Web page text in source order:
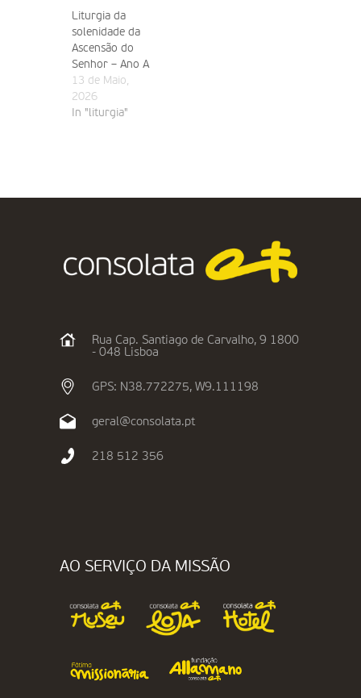
Liturgia da
solenidade da
Ascensão do
Senhor – Ano A
13 de Maio,
2026
In "liturgia"
Rua Cap. Santiago de Carvalho, 9 1800
- 048 Lisboa
GPS: N38.772275, W9.111198
geral@consolata.pt
218 512 356
AO SERVIÇO DA MISSÃO